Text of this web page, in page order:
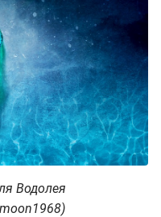
Водолея